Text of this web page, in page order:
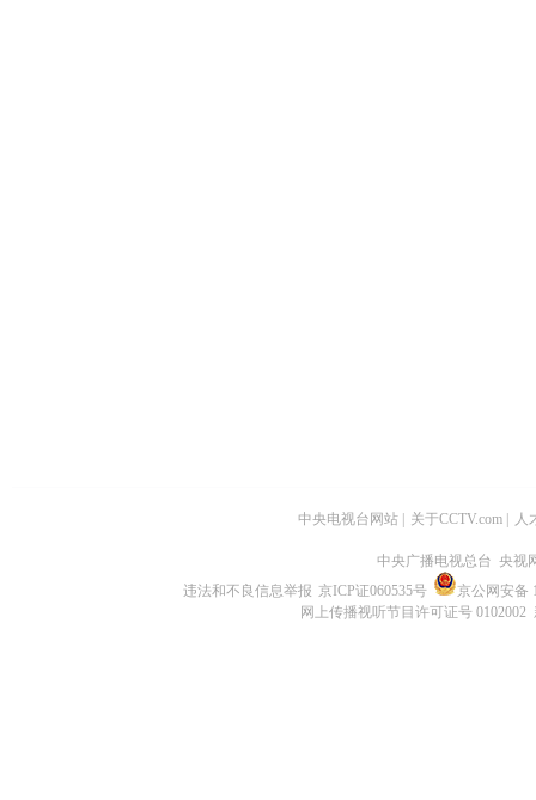
中央电视台网站 | 关于CCTV.com | 人
中央广播电视总台 央视
违法和不良信息举报 京ICP证060535号
京公网安备
网上传播视听节目许可证号 0102002